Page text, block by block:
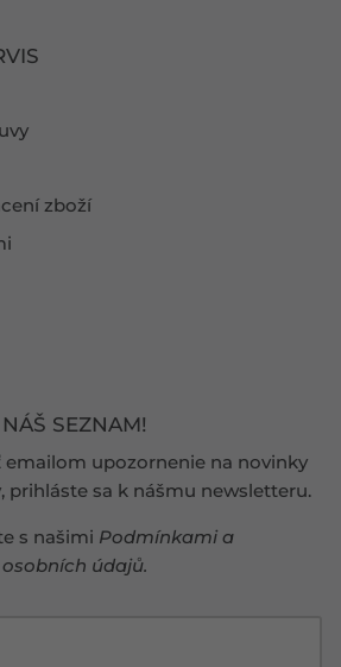
zboží
SEZNAM!
upozornenie na novinky
prihláste sa k nášmu newsletteru.
s našimi Podmínkami a
osobních údajů.